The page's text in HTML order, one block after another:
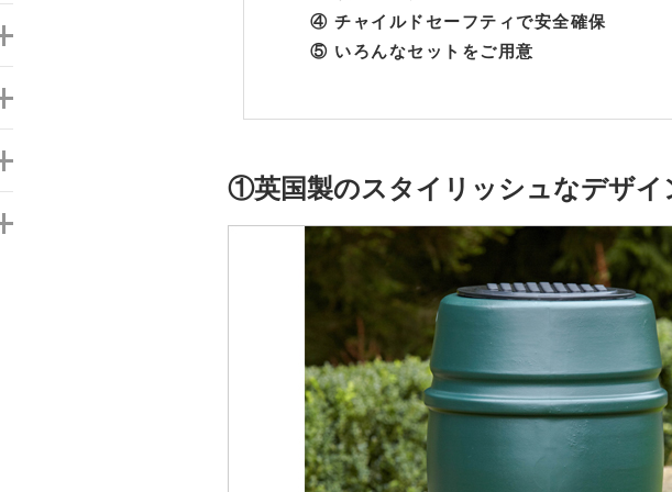
④ チャイルドセーフティで安全確保
⑤ いろんなセットをご用意
①英国製のスタイリッシュなデザイ